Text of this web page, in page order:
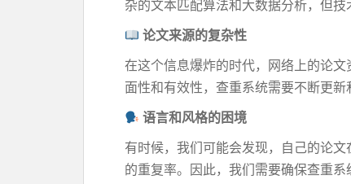
杂的文本匹配算法和大数据分析，但
论文来源的复杂性
在这个信息爆炸的时代，网络上的论
面性和有效性，查重系统需要不断更新
语言和风格的困境
有时候，我们可能会发现，自己的论
的重复率。因此，我们需要确保查重